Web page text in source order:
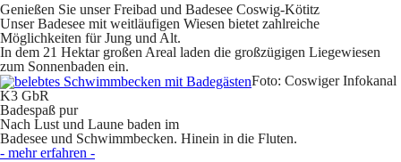
Genießen Sie unser Freibad und Badesee Coswig-Kötitz
Unser Badesee mit weitläufigen Wiesen bietet zahlreiche
Möglichkeiten für Jung und Alt.
In dem 21 Hektar großen Areal laden die großzügigen Liegewiesen
zum Sonnenbaden ein.
Foto: Coswiger Infokanal
K3 GbR
Badespaß pur
Nach Lust und Laune baden im
Badesee und Schwimmbecken. Hinein in die Fluten.
- mehr erfahren -